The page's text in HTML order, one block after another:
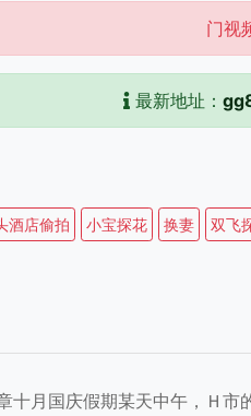
门视
最新地址：
酒店偷拍 小宝探花 换妻 双飞
月国庆假期某天中午，Ｈ市